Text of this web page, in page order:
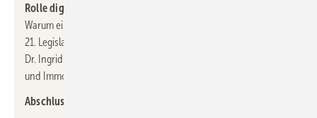
Rolle digitaler Lösungen
Warum ein Praxispfad? Wie realistisch ist der Praxispfad in der
21. Legislaturperiode? Welche Rolle spielen digitale Lösungen?
Dr. Ingrid Vogler, GdW, Bundesverband deutscher Wohnungs-
und Immobilienunternehmen e.V.
Abschlussdiskussion